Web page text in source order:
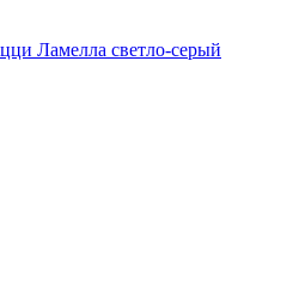
Ламелла светло-серый